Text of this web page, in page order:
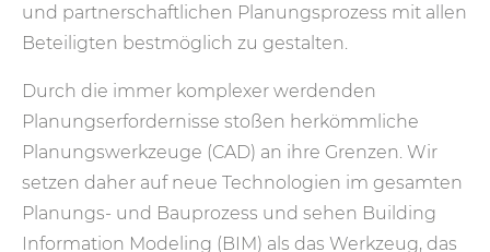
und partnerschaftlichen Planungsprozess mit allen
Beteiligten bestmöglich zu gestalten.
Durch die immer komplexer werdenden
Planungserfordernisse stoßen herkömmliche
Planungswerkzeuge (CAD) an ihre Grenzen. Wir
setzen daher auf neue Technologien im gesamten
Planungs- und Bauprozess und sehen Building
Information Modeling (BIM) als das Werkzeug, das